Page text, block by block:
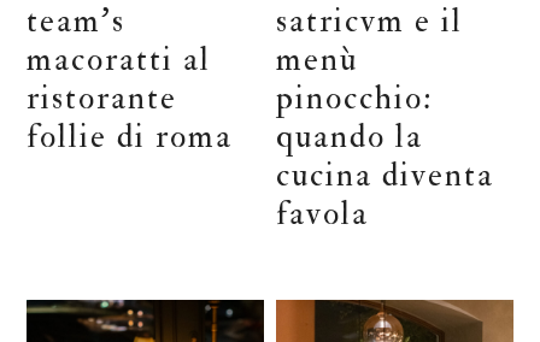
team’s
macoratti al
ristorante
follie di roma
satricvm e il
menù
pinocchio:
quando la
cucina diventa
favola